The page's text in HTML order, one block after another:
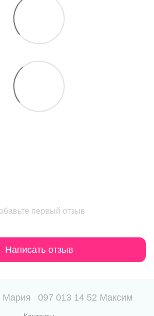
первый отзыв
Написать отзыв
Мария 097 013 14 52 Максим